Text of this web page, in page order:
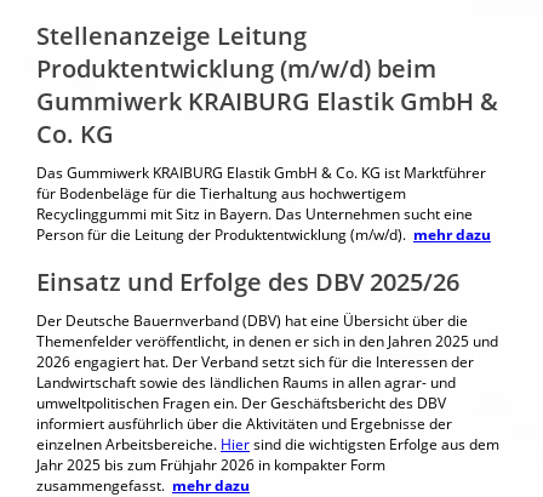
Stellenanzeige Leitung
Produktentwicklung (m/w/d) beim
Gummiwerk KRAIBURG Elastik GmbH &
Co. KG
Das Gummiwerk KRAIBURG Elastik GmbH & Co. KG ist Marktführer
für Bodenbeläge für die Tierhaltung aus hochwertigem
Recyclinggummi mit Sitz in Bayern. Das Unternehmen sucht eine
Person für die Leitung der Produktentwicklung (m/w/d). mehr dazu
Einsatz und Erfolge des DBV 2025/26
Der Deutsche Bauernverband (DBV) hat eine Übersicht über die
Themenfelder veröffentlicht, in denen er sich in den Jahren 2025 und
2026 engagiert hat. Der Verband setzt sich für die Interessen der
Landwirtschaft sowie des ländlichen Raums in allen agrar- und
umweltpolitischen Fragen ein. Der Geschäftsbericht des DBV
informiert ausführlich über die Aktivitäten und Ergebnisse der
einzelnen Arbeitsbereiche. Hiersind die wichtigsten Erfolge aus dem
Jahr 2025 bis zum Frühjahr 2026 in kompakter Form
zusammengefasst. mehr dazu